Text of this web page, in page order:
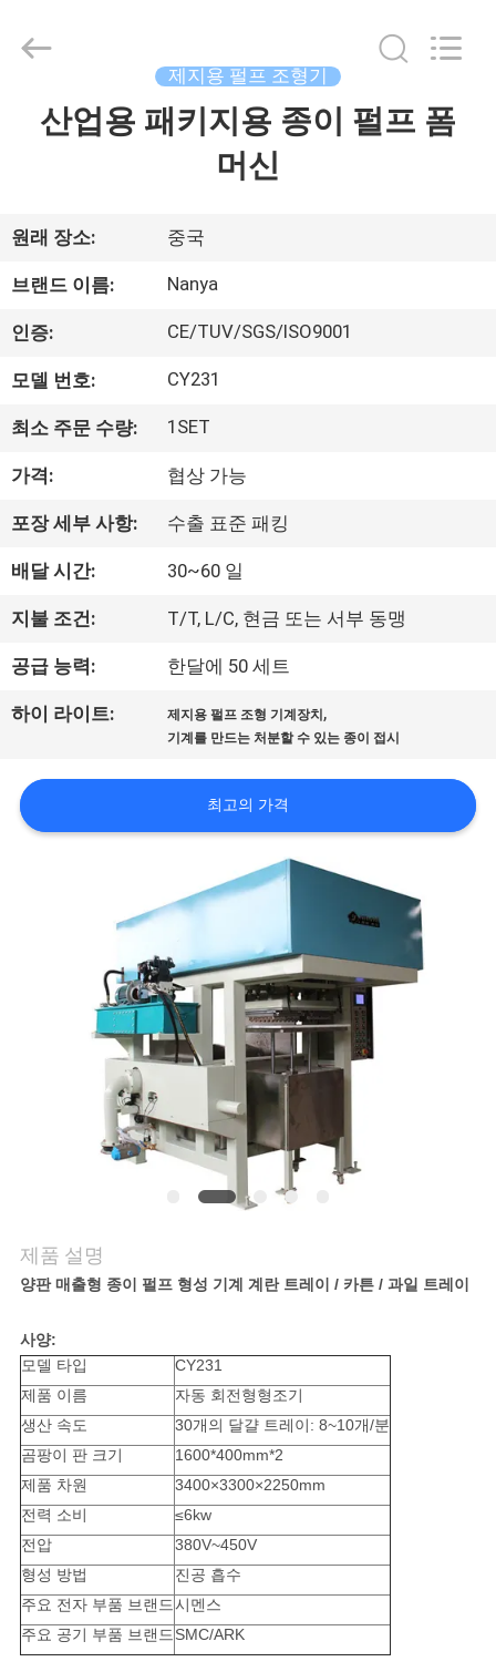
품
동
영
VR
쇼
우
대
하
여
리
락
주
세
요
뉴
스
Guangzhou
Nanya
제지용 펄프 조형기
산업용 패키지용 종이 펄프 폼
머신
원래 장소: 중국
브랜드 이름: Nanya
인증: CE/TUV/SGS/ISO9001
모델 번호: CY231
최소 주문 수량: 1SET
가격: 협상 가능
포장 세부 사항: 수출 표준 패킹
배달 시간: 30~60 일
지불 조건: T/T, L/C, 현금 또는 서부 동맹
공급 능력: 한달에 50 세트
하이 라이트: 제지용 펄프 조형 기계장치 ,
기계를 만드는 처분할 수 있는 종이 접시
최고의 가격
제품 설명
양판 매출형 종이 펄프 형성 기계 계란 트레이 / 카튼 / 과일 트레이
사양:
모델 타입
CY231
제품 이름
자동 회전형형조기
생산 속도
30개의 달걀 트레이: 8~10개/분
곰팡이 판 크기
1600*400mm*2
제품 차원
3400×3300×2250mm
전력 소비
≤6kw
전압
380V~450V
형성 방법
진공 흡수
주요 전자 부품 브랜드시멘스
주요 공기 부품 브랜드SMC/ARK